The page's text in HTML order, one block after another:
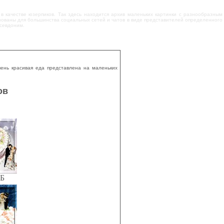
юзерпиков. Так здесь находится архив маленьких картинки с разнообразным
для большинства социальных сетей и чатов в виде представителей определенного
красивая еда представлена на маленьких